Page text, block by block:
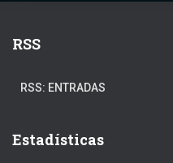
RSS
RSS: ENTRADAS
Estadísticas